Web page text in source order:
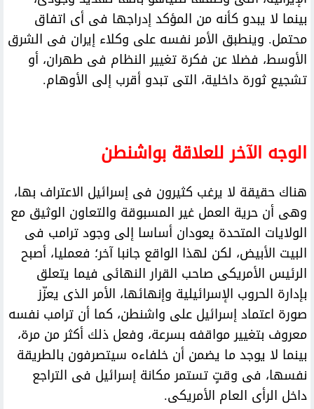
بينما لا يبدو كأنه من المؤكد إدراجها فى أى اتفاق
محتمل. وينطبق الأمر نفسه على وكلاء إيران فى الشرق
الأوسط، فضلا عن فكرة تغيير النظام فى طهران، أو
تشجيع ثورة داخلية، التى تبدو أقرب إلى الأوهام.
الوجه الآخر للعلاقة بواشنطن
هناك حقيقة لا يرغب كثيرون فى إسرائيل الاعتراف بها،
وهى أن حرية العمل غير المسبوقة والتعاون الوثيق مع
الولايات المتحدة يعودان أساسا إلى وجود ترامب فى
البيت الأبيض، لكن لهذا الواقع جانبا آخر؛ فعمليا، أصبح
الرئيس الأمريكى صاحب القرار النهائى فيما يتعلق
بإدارة الحروب الإسرائيلية وإنهائها، الأمر الذى يعزّز
صورة اعتماد إسرائيل على واشنطن، كما أن ترامب نفسه
معروف بتغيير مواقفه بسرعة، وفعل ذلك أكثر من مرة،
بينما لا يوجد ما يضمن أن خلفاءه سيتصرفون بالطريقة
نفسها، فى وقتٍ تستمر مكانة إسرائيل فى التراجع
داخل الرأى العام الأمريكى.